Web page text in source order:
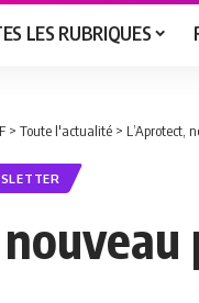
LES RUBRIQUES
> Toute l'actualité > L’Aprotect,